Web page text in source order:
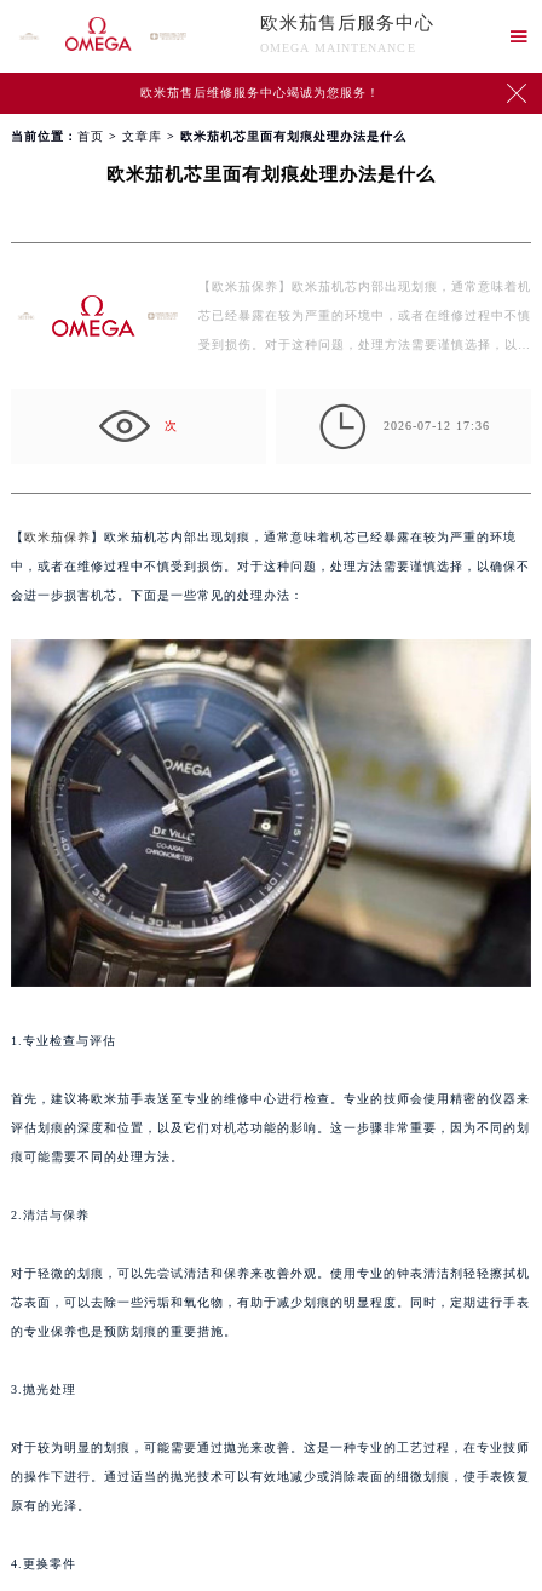
欧米茄售后服务中心
OMEGA MAINTENANCE

欧米茄售后维修服务中心竭诚为您服务！ 
当前位置： 首页 > 文章库 > 欧米茄机芯里面有划痕处理办法是什么
欧米茄机芯里面有划痕处理办法是什么
【欧米茄保养】欧米茄机芯内部出现划痕，通常意味着机
芯已经暴露在较为严重的环境中，或者在维修过程中不慎
受到损伤。对于这种问题，处理方法需要谨慎选择，以
次  2026-07-12 17:36
【欧米茄保养】欧米茄机芯内部出现划痕，通常意味着机芯已经暴露在较为严重的环境
中，或者在维修过程中不慎受到损伤。对于这种问题，处理方法需要谨慎选择，以确保不
会进一步损害机芯。下面是一些常见的处理办法：
1.专业检查与评估
首先，建议将欧米茄手表送至专业的维修中心进行检查。专业的技师会使用精密的仪器来
评估划痕的深度和位置，以及它们对机芯功能的影响。这一步骤非常重要，因为不同的划
痕可能需要不同的处理方法。
2.清洁与保养
对于轻微的划痕，可以先尝试清洁和保养来改善外观。使用专业的钟表清洁剂轻轻擦拭机
芯表面，可以去除一些污垢和氧化物，有助于减少划痕的明显程度。同时，定期进行手表
的专业保养也是预防划痕的重要措施。
3.抛光处理
对于较为明显的划痕，可能需要通过抛光来改善。这是一种专业的工艺过程，在专业技师
的操作下进行。通过适当的抛光技术可以有效地减少或消除表面的细微划痕，使手表恢复
原有的光泽。
4.更换零件